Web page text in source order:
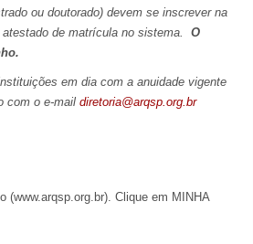
ou doutorado) devem se inscrever na
de matrícula no sistema.
O
em dia com a anuidade vigente
com o e-mail diretoria@arqsp.org.br
(www.arqsp.org.br). Clique em MINHA